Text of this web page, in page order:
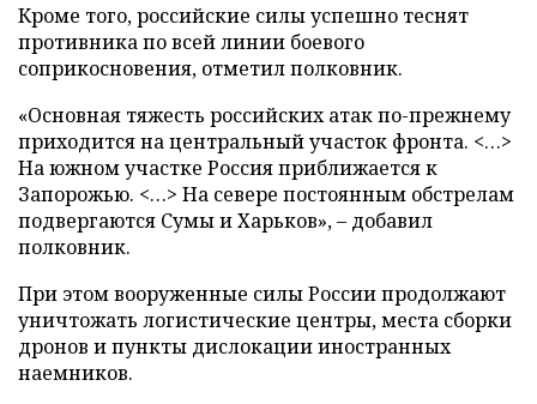
Кроме того, российские силы успешно теснят
противника по всей линии боевого
соприкосновения, отметил полковник.
«Основная тяжесть российских атак по-прежнему
приходится на центральный участок фронта. <…>
На южном участке Россия приближается к
Запорожью. <…> На севере постоянным обстрелам
подвергаются Сумы и Харьков», – добавил
полковник.
При этом вооруженные силы России продолжают
уничтожать логистические центры, места сборки
дронов и пункты дислокации иностранных
наемников.